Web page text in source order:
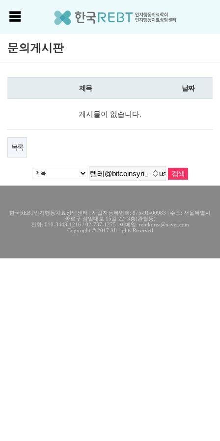
문의게시판
제목 날짜
게시물이 없습니다.
목록
한국REBT인지행동치료상담센터 | 사업자등록번호: 875-91-00983 | 주소: 서울특별시
종로구 삼일대로 15길 22, 3층(관철동)
전화: 010-3443-1216 / 02-737-1275 | 이메일: rebtkorea@naver.com
Copyright © 2017 All rights Reserved